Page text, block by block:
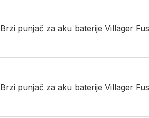
Brzi punjač za aku baterije Villager
Brzi punjač za aku baterije Villager